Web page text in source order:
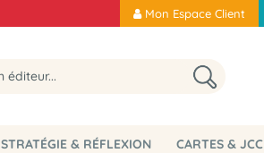
Mon Espace Client
STRATÉGIE & RÉFLEXION CARTES & JCC